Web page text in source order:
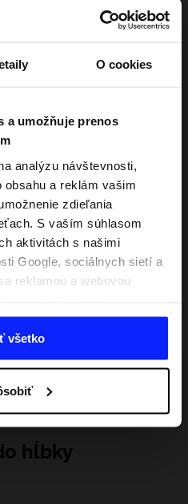
O cookies
a umožňuje prenos
analýzu návštevnosti,
obsahu a reklám vašim
zdieľania
S vaším súhlasom
aktivitách s našimi
Google, sociálnych sietí a
reklamou a webovou
mimo tejto
ktoré získajú v
ich služieb. S vaším
a zlepšili spôsob
vykonali analytický
siete). Podrobné
ochrany osobných
všetko
hĺbky